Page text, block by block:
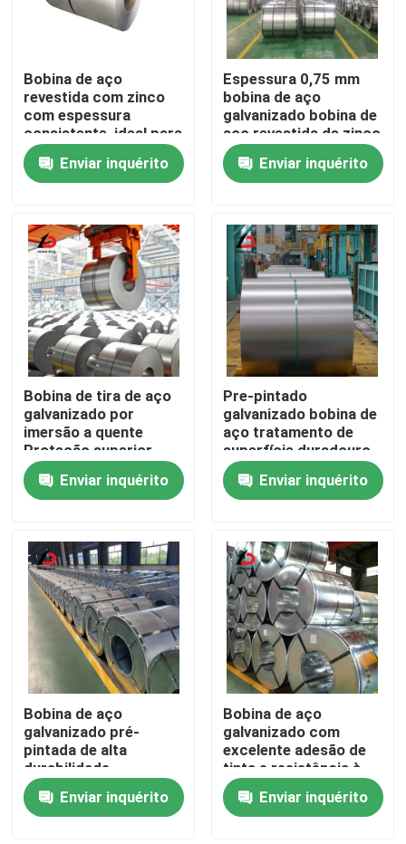
Para casa
Produtos
Vídeos
Sobre nós
Visita à fábrica
Controle de qualidade
Notícias
Casos
Solicite um orçamento
Bobina de aço
revestida com zinco
com espessura
consistente, ideal para
dutos de HVAC,
materiais para
telhados e aplicações
Enviar inquérito
Espessura 0,75 mm
bobina de aço
galvanizado bobina de
aço revestida de zinco
durável concebida
para equipamentos
industriais e agrícolas
Enviar inquérito
Bobina de tira de aço
galvanizado por
imersão a quente
Proteção superior
contra ferrugem
Bobina de aço
revestida com zinco
fabricação
Enviar inquérito
Pre-pintado
galvanizado bobina de
aço tratamento de
superfície duradouro
perfeito para
materiais de
construção HVAC e
Enviar inquérito
Bobina de aço
galvanizado pré-
pintada de alta
durabilidade,
oferecendo
resistência superior à
corrosão e excelente
Enviar inquérito
Bobina de aço
galvanizado com
excelente adesão de
tinta e resistência à
corrosão perfeita
para aplicações
arquitetônicas
Enviar inquérito